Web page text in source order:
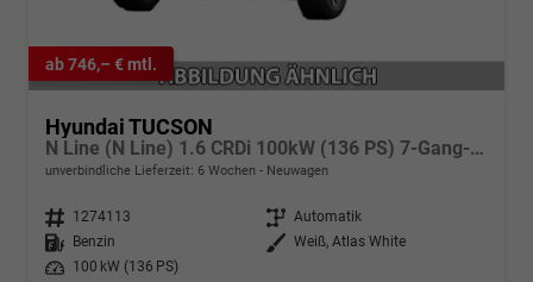
ab 746,– € mtl.
Hyundai TUCSON
N Line (N Line) 1.6 CRDi 100kW (136 PS) 7-Gang-DCT
unverbindliche Lieferzeit: 6 Wochen Neuwagen
Fahrzeugnr. 1274113 Getriebe Automatik
Kraftstoff
Benzin Außenfarbe Weiß, Atlas White
Leistung
100 kW (136 PS)